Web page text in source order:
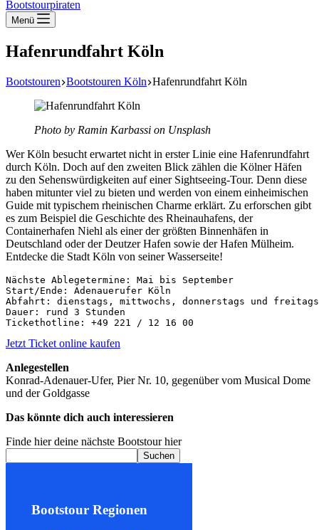
Bootstourpiraten
Menü
Hafenrundfahrt Köln
Bootstouren Bootstouren Köln Hafenrundfahrt Köln
Photo by Ramin Karbassi on Unsplash
Wer Köln besucht erwartet nicht in erster Linie eine Hafenrundfahrt
durch Köln. Doch auf den zweiten Blick zählen die Kölner Häfen
zu den Sehenswürdigkeiten auf einer Sightseeing-Tour. Denn diese
haben mitunter viel zu bieten und werden von einem einheimischen
Guide mit typischem rheinischen Charme erklärt. Zu erforschen gibt
es zum Beispiel die Geschichte des Rheinauhafens, der
Containerhafen Niehl als einer der größten Binnenhäfen in
Deutschland oder der Deutzer Hafen sowie der Hafen Mülheim.
Entdecke die Stadt Köln von seiner Wasserseite!
Nächste Ablegetermine: Mai bis September
Start/Ende: Adenauerufer Köln
Abfahrt: dienstags, mittwochs, donnerstags und freitags
Dauer: rund 3 Stunden
Tickethotline: +49 221 / 12 16 00
Jetzt Ticket online kaufen
Anlegestellen
Konrad-Adenauer-Ufer, Pier Nr. 10, gegenüber vom Musical Dome
und der Goldgasse
Das könnte dich auch interessieren
Finde hier deine nächste Bootstour hier
Suchen
Bootstour Regionen